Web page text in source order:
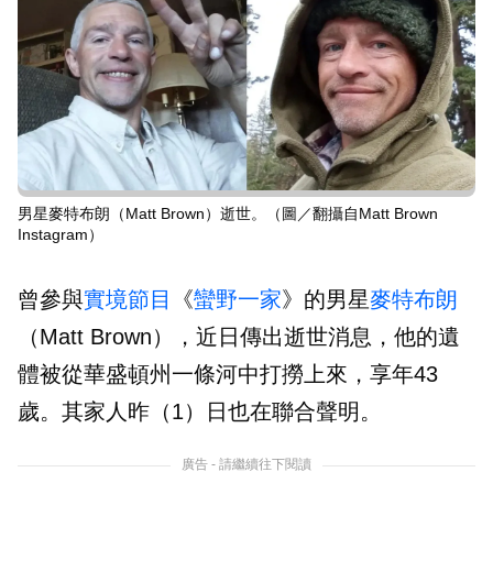
男星麥特布朗（Matt Brown）逝世。（圖／翻攝自Matt Brown
Instagram）
曾參與實境節目 《蠻野一家》的男星麥特布朗
（Matt Brown），近日傳出逝世消息，他的遺
體被從華盛頓州一條河中打撈上來，享年43
歲。其家人昨（1）日也在聯合聲明。
廣告 - 請繼續往下閱讀